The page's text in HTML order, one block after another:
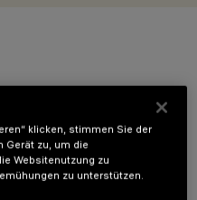
klicken, stimmen Sie der
Gerät zu, um die
Websitenutzung zu
zu unterstützen.